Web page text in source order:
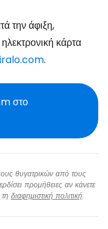
την άφιξη,
κάρτα
.
στο
θυγατρικών από τους
προμήθειες αν κάνετε
διαφημιστική πολιτική.